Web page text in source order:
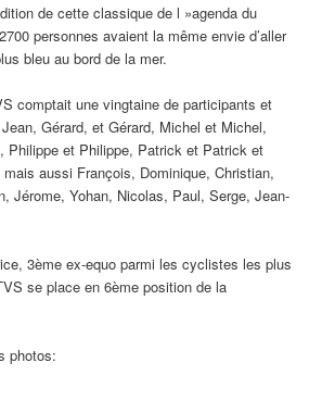
de cette classique de l »agenda du
personnes avaient la même envie d’aller
bleu au bord de la mer.
comptait une vingtaine de participants et
Gérard, et Gérard, Michel et Michel,
Philippe et Philippe, Patrick et Patrick et
aussi François, Dominique, Christian,
Jérome, Yohan, Nicolas, Paul, Serge, Jean-
3ème ex-equo parmi les cyclistes les plus
se place en 6ème position de la
photos: